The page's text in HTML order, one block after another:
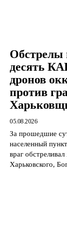
Обстрелы
десять
дронов
против
05.08.2026
За прошедшие
населенный пункт
враг
Харьковского,